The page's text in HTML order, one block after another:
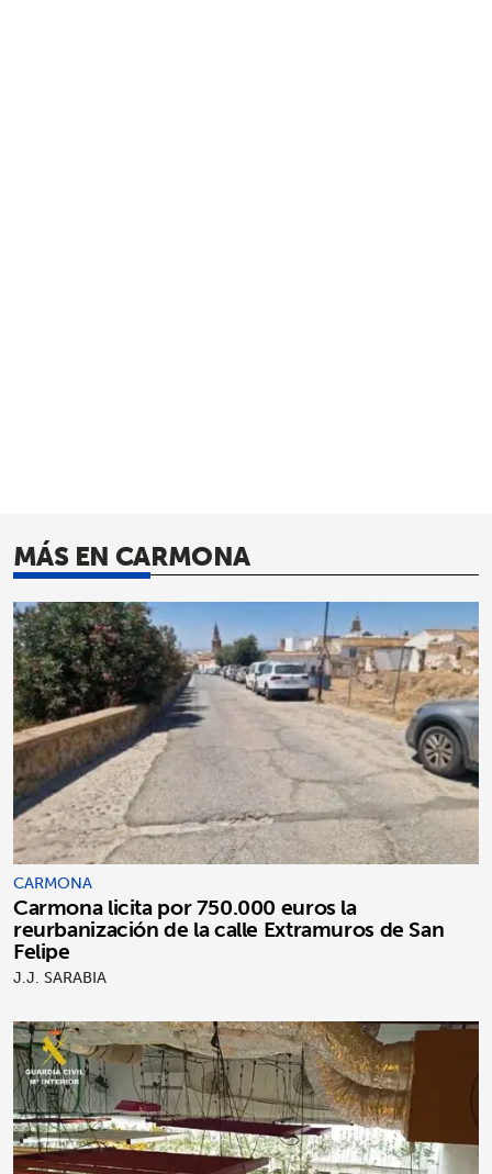
MÁS EN CARMONA
CARMONA
Carmona licita por 750.000 euros la
reurbanización de la calle Extramuros de San
Felipe
J.J. SARABIA